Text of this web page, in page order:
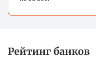
Рейтинг банков